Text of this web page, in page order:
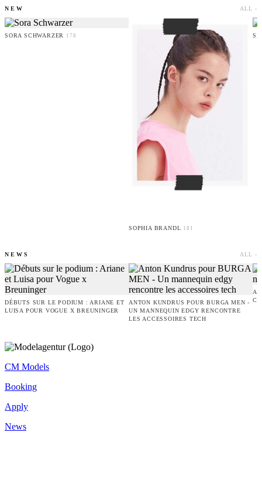
NEW ALL ›
SORA SCHWARZER 178
SOPHIA BRANDL 181
NEWS ALL ›
DÉBUTS SUR LE PODIUM : ARIANE ET
LUISA POUR VOGUE X BREUNINGER
ANTON KUNDRUS POUR BURGA MEN -
UN MANNEQUIN EDGY RENCONTRE
LES ACCESSOIRES TECH
CM Models
Booking
Apply
News